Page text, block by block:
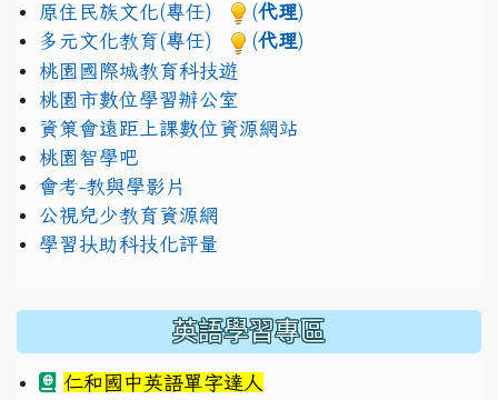
原住民族文化(專任) (代理)
多元文化教育(專任)
(代理)
桃園國際城教育科技遊
桃園市數位學習辦公室
資策會遠距上課數位資源網站
桃園智學吧
會考-教與學影片
公視兒少教育資源網
學習扶助科技化評量
英語學習專區
仁和國中英語單字達人